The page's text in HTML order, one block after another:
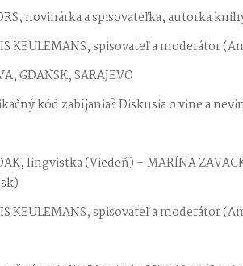
novinárka a spisovateľka, autorka
KEULEMANS, spisovateľ a moderátor
GDAŇSK, SARAJEVO
kód zabíjania? Diskusia o vine a
lingvistka (Viedeň) – MARÍNA
KEULEMANS, spisovateľ a moderátor